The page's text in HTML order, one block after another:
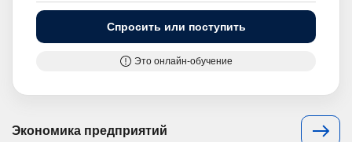
Спросить или поступить
Это онлайн-обучение
Экономика предприятий